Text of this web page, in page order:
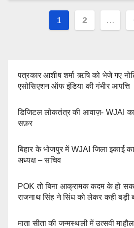
Posts
1 2 …
पत्रकार आशीष शर्मा ऋषि को भेजे गए
एसोसिएशन ऑफ इंडिया की गंभीर आपत्ति
डिजिटल लोकतंत्र की आवाज़- WJAI का
सफ़र
बिहार के भोजपुर में WJAI जिला इकाई
अध्यक्ष – सचिव
POK तो बिना आक्रामक कदम के हो
राजनाथ सिंह ने सिंध को लेकर कही बड़ी
माता सीता की जन्मस्थली में उत्सवी